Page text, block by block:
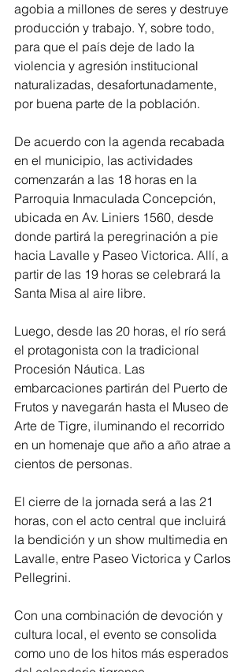
agobia a millones de seres y destruye
producción y trabajo. Y, sobre todo,
para que el país deje de lado la
violencia y agresión institucional
naturalizadas, desafortunadamente,
por buena parte de la población.
De acuerdo con la agenda recabada
en el municipio, las actividades
comenzarán a las 18 horas en la
Parroquia Inmaculada Concepción,
ubicada en Av. Liniers 1560, desde
donde partirá la peregrinación a pie
hacia Lavalle y Paseo Victorica. Allí, a
partir de las 19 horas se celebrará la
Santa Misa al aire libre.
Luego, desde las 20 horas, el río será
el protagonista con la tradicional
Procesión Náutica. Las
embarcaciones partirán del Puerto de
Frutos y navegarán hasta el Museo de
Arte de Tigre, iluminando el recorrido
en un homenaje que año a año atrae a
cientos de personas.
El cierre de la jornada será a las 21
horas, con el acto central que incluirá
la bendición y un show multimedia en
Lavalle, entre Paseo Victorica y Carlos
Pellegrini.
Con una combinación de devoción y
cultura local, el evento se consolida
como uno de los hitos más esperados